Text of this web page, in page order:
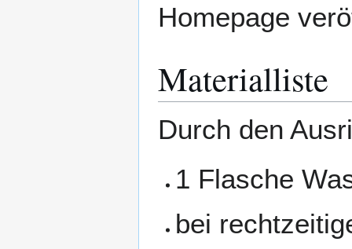
Homepage
Materialliste
Durch den
1 Flasche
bei